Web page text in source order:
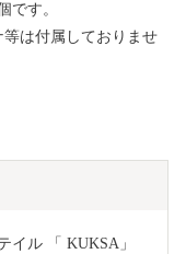
です。
等は付属しておりませ
イル 「 KUKSA」